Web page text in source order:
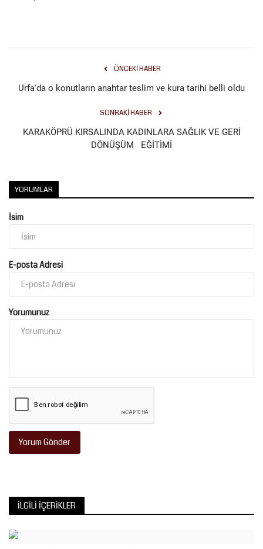
ÖNCEKI HABER
Urfa'da o konutların anahtar teslim ve kura tarihi belli oldu
SONRAKI HABER
KARAKÖPRÜ KIRSALINDA KADINLARA SAĞLIK VE GERİ
DÖNÜŞÜM EĞİTİMİ
YORUMLAR
İsim
E-posta Adresi
Yorumunuz
Yorum Gönder
İLGILI İÇERIKLER